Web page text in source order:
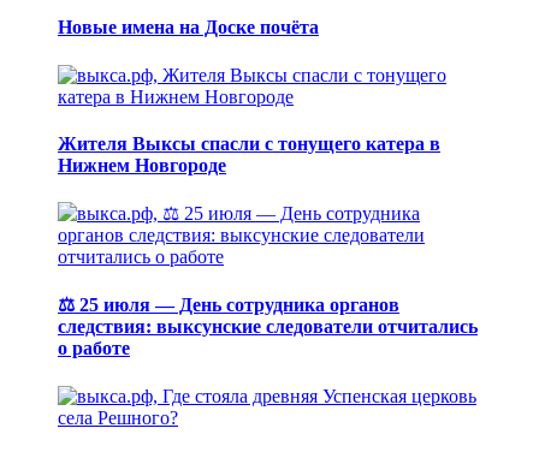
Новые имена на Доске почёта
Жителя Выксы спасли с тонущего катера в
Нижнем Новгороде
⚖️ 25 июля — День сотрудника органов
следствия: выксунские следователи отчитались
о работе